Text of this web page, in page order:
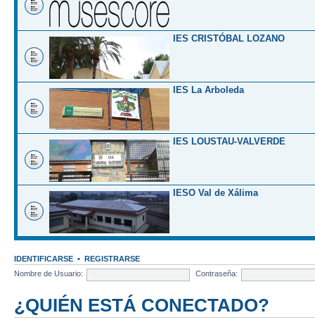
IES CRISTÓBAL LOZANO
IES La Arboleda
IES LOUSTAU-VALVERDE
IESO Val de Xálima
IDENTIFICARSE • REGISTRARSE
Nombre de Usuario:
Contraseña:
¿QUIÉN ESTÁ CONECTADO?